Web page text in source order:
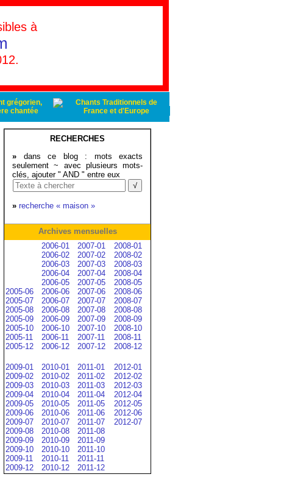
à
RECHERCHES
» dans ce blog : mots exacts
seulement ~ avec plusieurs mots-
clés, ajouter " AND " entre eux
» recherche « maison »
Archives mensuelles
2005-06
2005-07
2005-08
2005-09
2005-10
2005-11
2005-12
2006-01
2006-02
2006-03
2006-04
2006-05
2006-06
2006-07
2006-08
2006-09
2006-10
2006-11
2006-12
2007-01
2007-02
2007-03
2007-04
2007-05
2007-06
2007-07
2007-08
2007-09
2007-10
2007-11
2007-12
2008-01
2008-02
2008-03
2008-04
2008-05
2008-06
2008-07
2008-08
2008-09
2008-10
2008-11
2008-12
2009-01
2009-02
2009-03
2009-04
2009-05
2009-06
2009-07
2009-08
2009-09
2009-10
2009-11
2009-12
2010-01
2010-02
2010-03
2010-04
2010-05
2010-06
2010-07
2010-08
2010-09
2010-10
2010-11
2010-12
2011-01
2011-02
2011-03
2011-04
2011-05
2011-06
2011-07
2011-08
2011-09
2011-10
2011-11
2011-12
2012-01
2012-02
2012-03
2012-04
2012-05
2012-06
2012-07